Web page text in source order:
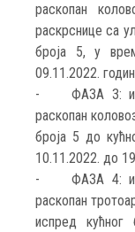
раскопан
раскрснице са
броја 5, у
09.11.2022.
- ФАЗА 3:
раскопан
броја 5 до
10.11.2022. до
- ФАЗА 4:
раскопан
испред